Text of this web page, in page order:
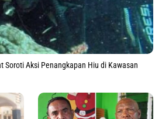
Soroti Aksi Penangkapan Hiu di Kawasan